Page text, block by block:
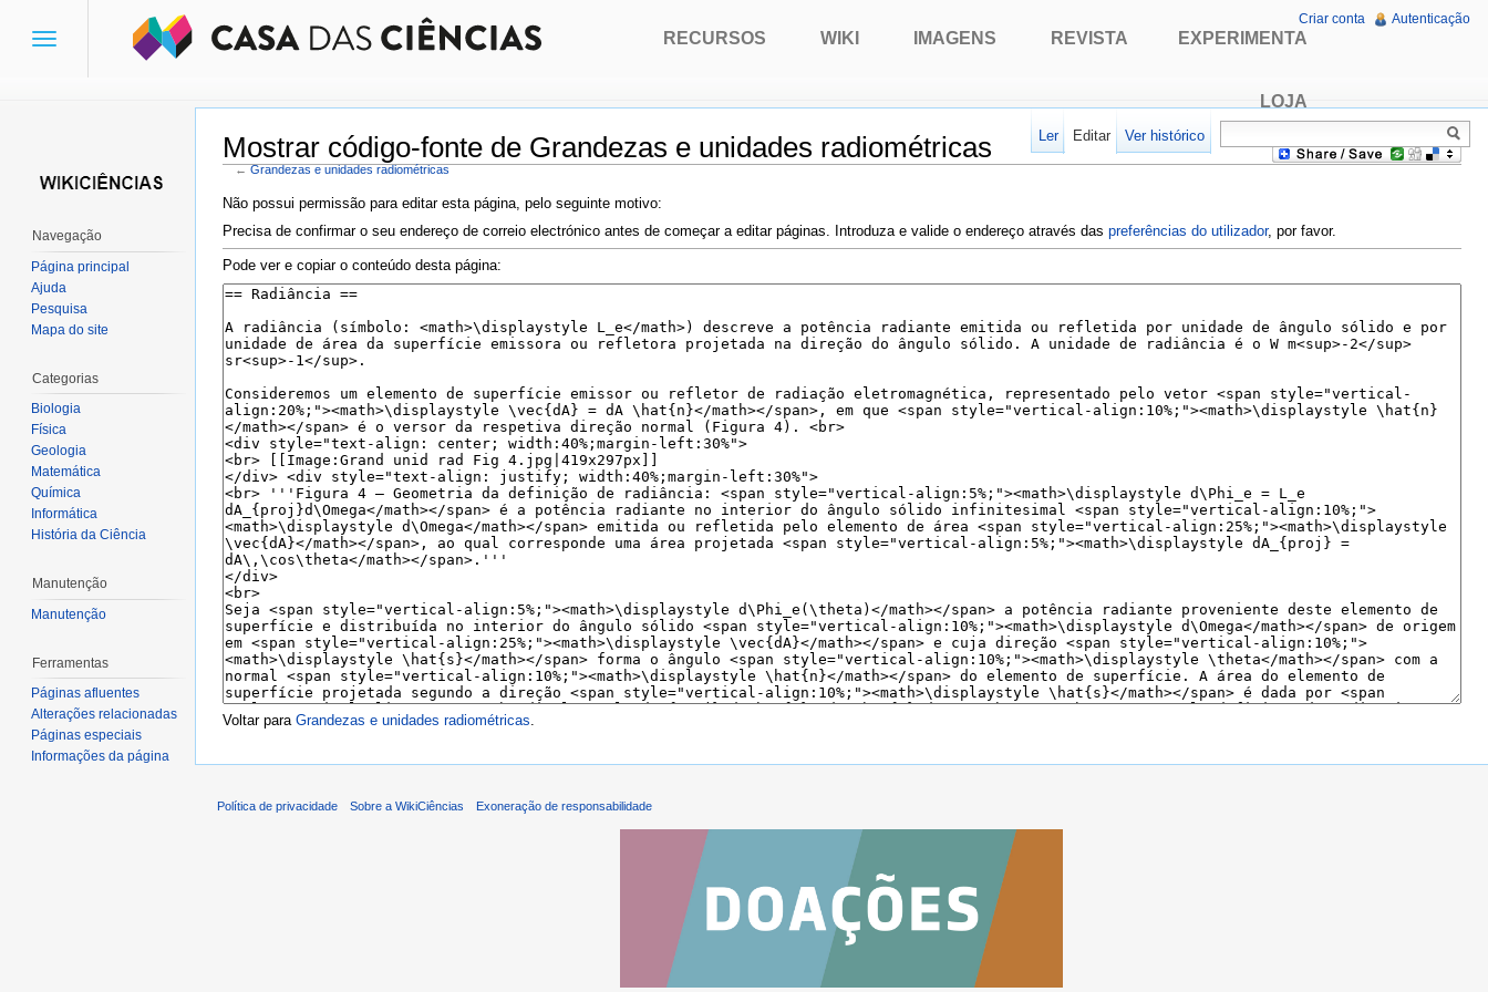
Mostrar código-fonte de Grandezas e unidades radiométricas
←Grandezas e unidades radiométricas
Não possui permissão para editar esta página, pelo seguinte motivo:
Precisa de confirmar o seu endereço de correio electrónico antes de começar a editar páginas. Introduza e valide o endereço através das preferências do utilizador, por favor.
Pode ver e copiar o conteúdo desta página:
Voltar para Grandezas e unidades radiométricas
Toggle
RECURSOS WIKI IMAGENS REVISTA EXPERIMENTA
LOJA
Criar conta Autenticação
Ler Editar Ver histórico
Navegação
Página principal
Ajuda
Pesquisa
Mapa do site
Categorias
Biologia
Física
Geologia
Matemática
Química
Informática
História da Ciência
Manutenção
Manutenção
Ferramentas
Páginas afluentes
Alterações relacionadas
Páginas especiais
Informações da página
Política de privacidade Sobre a WikiCiências Exoneração de responsabilidade